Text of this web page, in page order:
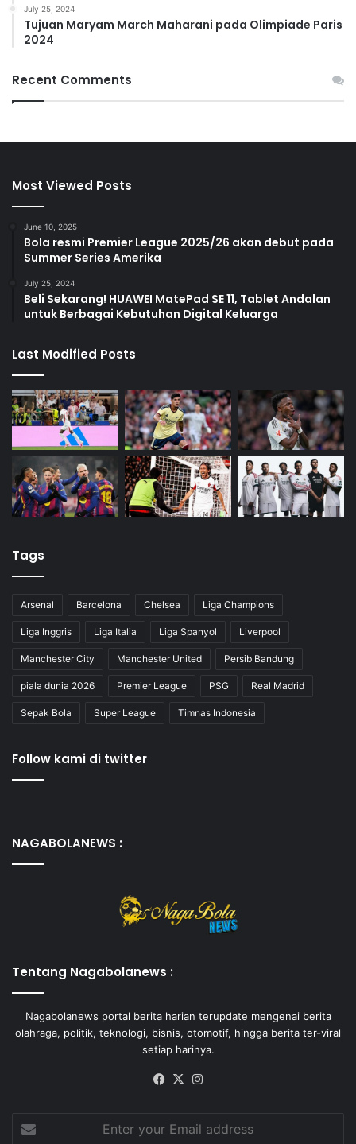
July 25, 2024
Tujuan Maryam March Maharani pada Olimpiade Paris
2024
Recent Comments
Most Viewed Posts
June 10, 2025
Bola resmi Premier League 2025/26 akan debut pada
Summer Series Amerika
July 25, 2024
Beli Sekarang! HUAWEI MatePad SE 11, Tablet Andalan
untuk Berbagai Kebutuhan Digital Keluarga
Last Modified Posts
Tags
Arsenal Barcelona Chelsea Liga Champions
Liga Inggris Liga Italia Liga Spanyol Liverpool
Manchester City Manchester United Persib Bandung
piala dunia 2026 Premier League PSG Real Madrid
Sepak Bola Super League Timnas Indonesia
Follow kami di twitter
NAGABOLANEWS :
Tentang Nagabolanews :
Nagabolanews portal berita harian terupdate mengenai berita
olahraga, politik, teknologi, bisnis, otomotif, hingga berita ter-viral
setiap harinya.
Facebook
X
your